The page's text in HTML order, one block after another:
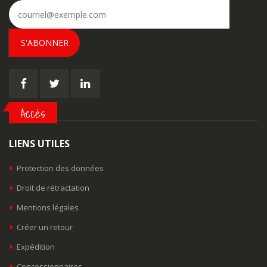
S'ABONNER
Accès
LIENS UTILES
Protection des données
Droit de rétractation
Mentions légales
Créer un retour
Expédition